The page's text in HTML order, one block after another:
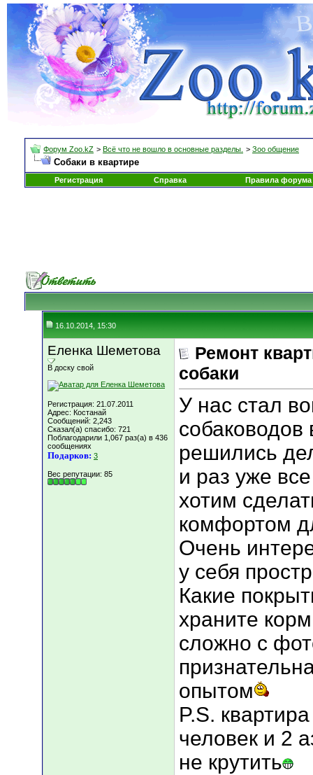
Форум Zoo.kZ > Всё что не вошло в основные разделы. > Зоо общение
Собаки в квартире
Регистрация Справка Правила форума
16.10.2014, 15:30
Еленка Шеметова
В доску свой
Регистрация: 21.07.2011
Адрес: Костанай
Сообщений: 2,243
Сказал(а) спасибо: 721
Поблагодарили 1,067 раз(а) в 436
сообщениях
Подарков: 3
Вес репутации: 85
Ремонт
собаки
У нас стал
решились
и раз уже
хотим
комфортом
Очень
у себя
Какие
храните
сложно с
опытом
P.S.
человек и 2
не крутить